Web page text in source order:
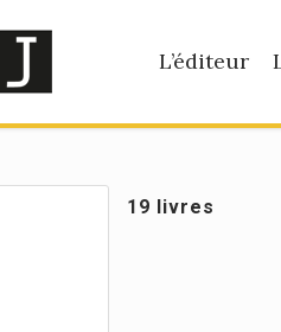
L’éditeur
19 livres